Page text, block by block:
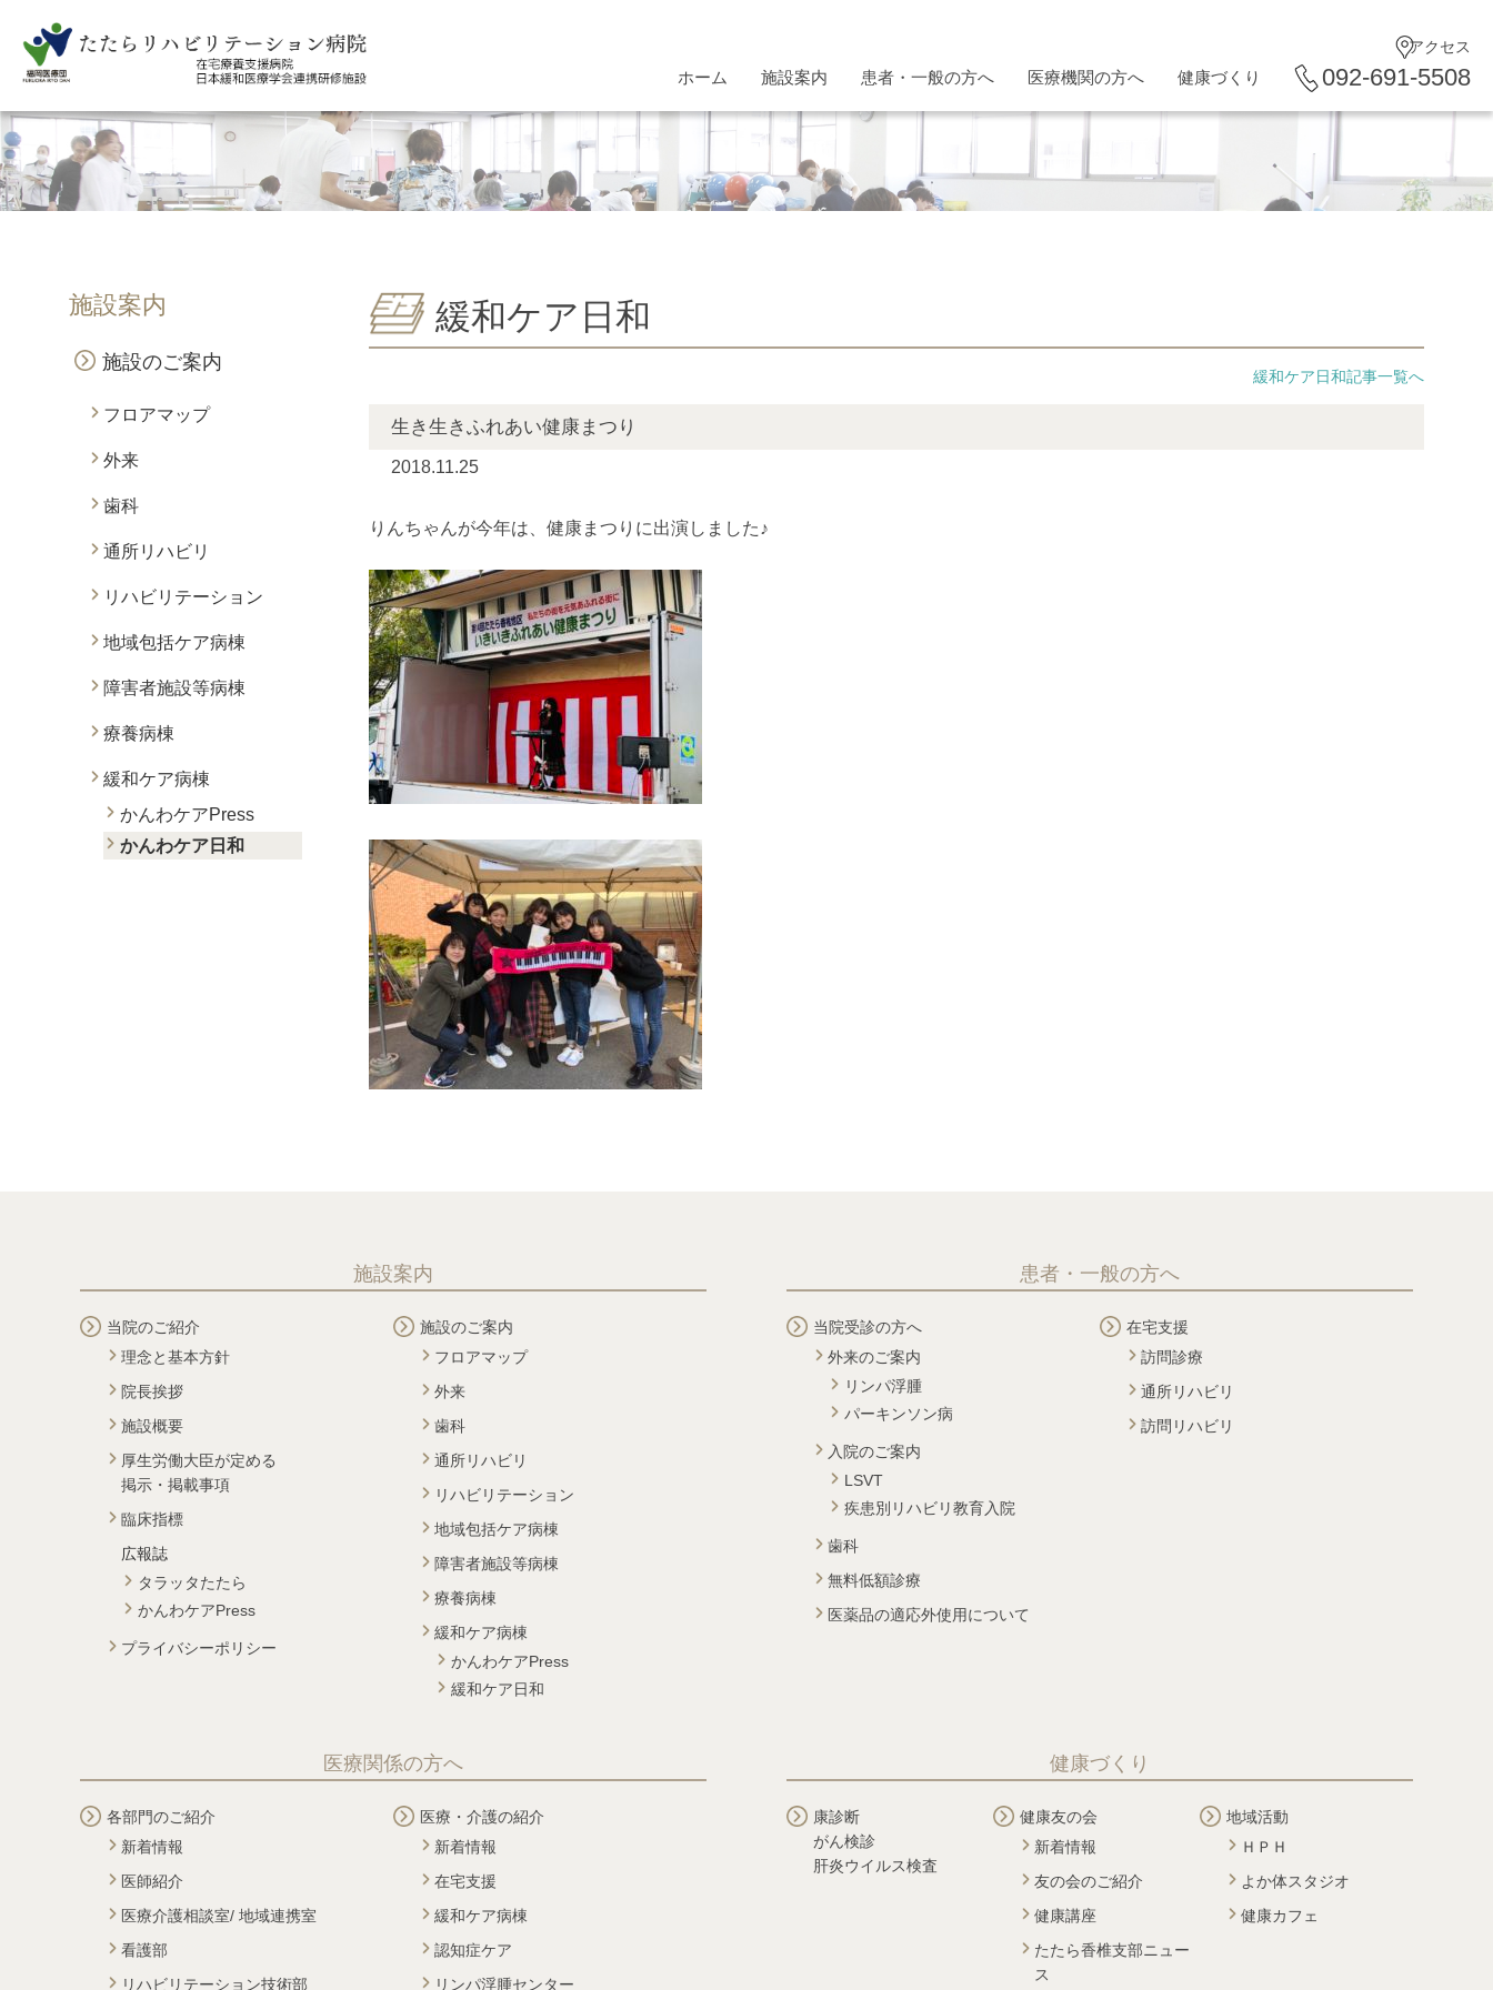
ホーム 施設案内 患者・一般の方へ 医療機関の方へ 健康づくり
アクセス
092-691-5508
施設案内
施設のご案内
フロアマップ
外来
歯科
通所リハビリ
リハビリテーション
地域包括ケア病棟
障害者施設等病棟
療養病棟
緩和ケア病棟
かんわケアPress
かんわケア日和
緩和ケア日和
緩和ケア日和記事一覧へ
生き生きふれあい健康まつり
2018.11.25
りんちゃんが今年は、健康まつりに出演しました♪
施設案内
当院のご紹介
理念と基本方針
院長挨拶
施設概要
厚生労働大臣が定める
掲示・掲載事項
臨床指標
広報誌
タラッタたたら
かんわケアPress
プライバシーポリシー
施設のご案内
フロアマップ
外来
歯科
通所リハビリ
リハビリテーション
地域包括ケア病棟
障害者施設等病棟
療養病棟
緩和ケア病棟
かんわケアPress
緩和ケア日和
患者・一般の方へ
当院受診の方へ
外来のご案内
リンパ浮腫
パーキンソン病
入院のご案内
LSVT
疾患別リハビリ教育入院
歯科
無料低額診療
医薬品の適応外使用について
在宅支援
訪問診療
通所リハビリ
訪問リハビリ
医療関係の方へ
各部門のご紹介
新着情報
医師紹介
医療介護相談室/ 地域連携室
看護部
リハビリテーション技術部
医療・介護の紹介
新着情報
在宅支援
緩和ケア病棟
認知症ケア
リンパ浮腫センター
健康づくり
康診断
がん検診
肝炎ウイルス検査
健康友の会
新着情報
友の会のご紹介
健康講座
たたら香椎支部ニュー
ス
地域活動
ＨＰＨ
よか体スタジオ
健康カフェ